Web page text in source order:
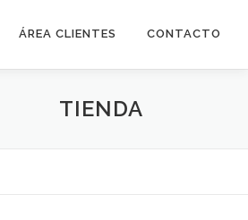
ÁREA CLIENTES CONTACTO
TIENDA